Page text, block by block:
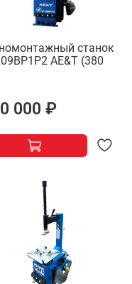
станок
AE&T (380
000 ₽